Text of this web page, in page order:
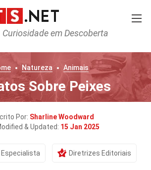
em Descoberta
Natureza Animais
Sobre Peixes
Por: Sharline Woodward
& Updated: 15 Jan 2025
Diretrizes Editoriais